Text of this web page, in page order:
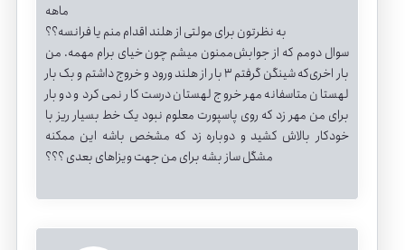
ماهه
به نظرتون برای مولتی از هلند اقدام منم یا فرانسه؟؟
سوال دومم که از جوابش‌ممنون میشم چون خیای برام مهمه. من
بار اخری‌که شینگن گرفتم ۳ بار از هلند ورود و خروج داشتم و بک بار
لهستان متاسفانه مهر خروج لهستان درست کار نمی کرد و دو بار
برای من مهر زد که روی پاسپورت معلوم نبود یک خط بسیار ریز با
خودکار بالاش کشید و دوباره زد که مشخص باشه این ممکنه
مشگل ساز بشه برای من جهت ویزاهای بعدی ؟؟؟